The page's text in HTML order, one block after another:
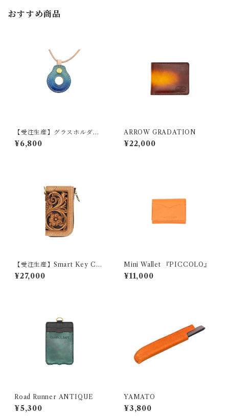
おすすめ商品
【受注生産】グラスホルダー
『LOOP』（グラデーショ
ン）
¥6,800
ARROW GRADATION
¥22,000
【受注生産】Smart Key Cas
e 『GROUND CRAFT』
¥27,000
Mini Wallet 『PICCOLO』
¥11,000
Road Runner ANTIQUE
¥5,300
YAMATO
¥3,800